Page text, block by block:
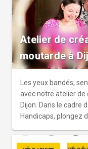
voyager comme
Atelier de
moutarde à
Les yeux bandés,
avec notre atelier
Dijon. Dans le cadre
Handicaps, plongez
Dijon Bourgogne